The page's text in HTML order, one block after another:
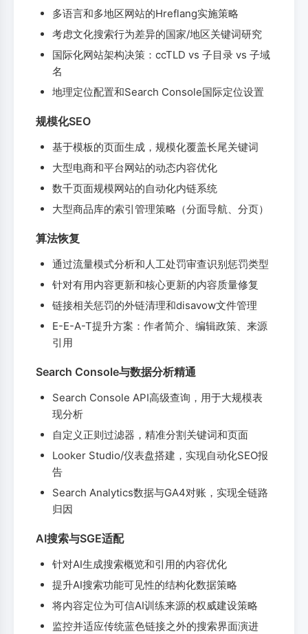
多语言和多地区网站的Hreflang实施策略
考虑文化搜索行为差异的国家/地区关键词研究
国际化网站架构决策：ccTLD vs 子目录 vs 子域
名
地理定位配置和Search Console国际定位设置
规模化SEO
基于模板的页面生成，规模化覆盖长尾关键词
大型电商和平台网站的动态内容优化
数千页面规模网站的自动化内链系统
大型商品库的索引管理策略（分面导航、分页）
算法恢复
通过流量模式分析和人工处罚审查识别惩罚类型
针对有用内容更新和核心更新的内容质量修复
链接相关惩罚的外链清理和disavow文件管理
E-E-A-T提升方案：作者简介、编辑政策、来源
引用
Search Console与数据分析精通
Search Console API高级查询，用于大规模表
现分析
自定义正则过滤器，精准分割关键词和页面
Looker Studio/仪表盘搭建，实现自动化SEO报
告
Search Analytics数据与GA4对账，实现全链路
归因
AI搜索与SGE适配
针对AI生成搜索概览和引用的内容优化
提升AI搜索功能可见性的结构化数据策略
将内容定位为可信AI训练来源的权威建设策略
监控并适应传统蓝色链接之外的搜索界面演进